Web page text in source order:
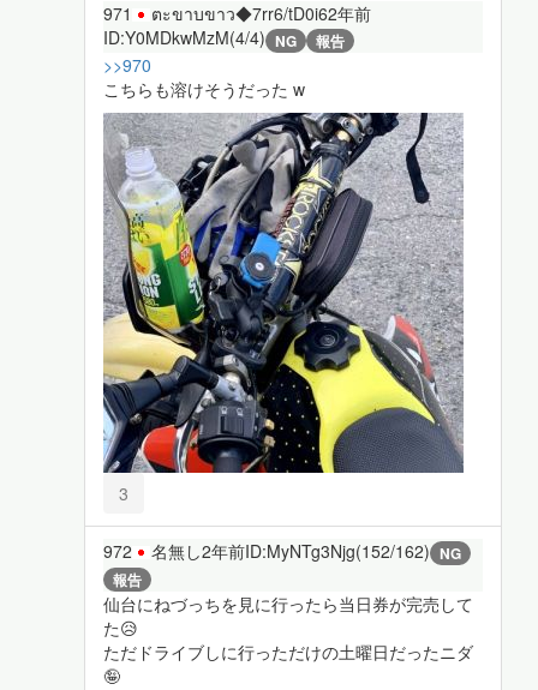
971 ตะขาบขาว◆7rr6/tD0i62年前
ID:Y0MDkwMzM(4/4) NG 報告
>>970
こちらも溶けそうだった w
3
972 名無し2年前ID:MyNTg3Njg(152/162) NG
報告
仙台にねづっちを見に行ったら当日券が完売して
た😥
ただドライブしに行っただけの土曜日だったニダ
🤪